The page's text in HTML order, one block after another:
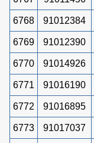
6768 91012384
6769 91012390
6770 91014926
6771 91016190
6772 91016895
6773 91017037